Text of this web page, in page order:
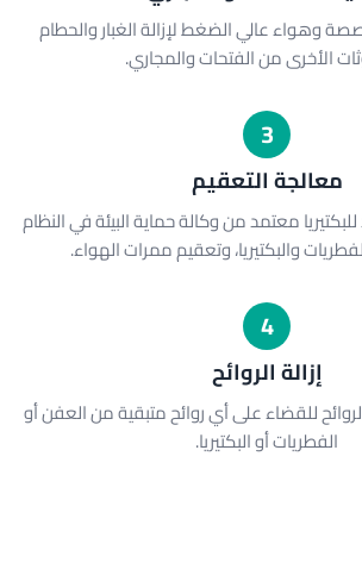
وهواء عالي الضغط لإزالة الغبار والحطام
الأخرى من الفتحات والمجاري.
3
معالجة التعقيم
معتمد من وكالة حماية البيئة في النظام
والبكتيريا، وتعقيم ممرات الهواء.
4
إزالة الروائح
للقضاء على أي روائح متبقية من العفن أو
الفطريات أو البكتيريا.